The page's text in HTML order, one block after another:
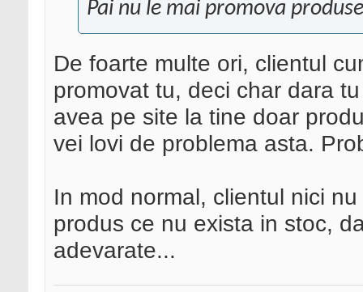
Pai nu le mai promova
De foarte multe ori, clientul
promovat tu, deci char dara
avea pe site la tine doar
vei lovi de problema asta.
In mod normal, clientul nici
produs ce nu exista in stoc,
adevarate...